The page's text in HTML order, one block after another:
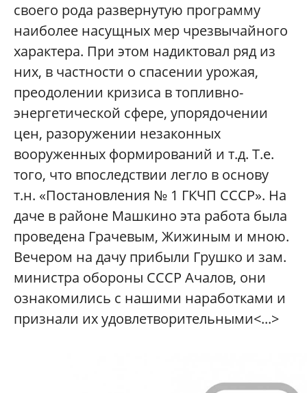
своего рода развернутую программу
наиболее насущных мер чрезвычайного
характера. При этом надиктовал ряд из
них, в частности о спасении урожая,
преодолении кризиса в топливно-
энергетической сфере, упорядочении
цен, разоружении незаконных
вооруженных формирований и т.д. Т.е.
того, что впоследствии легло в основу
т.н. «Постановления № 1 ГКЧП СССР». На
даче в районе Машкино эта работа была
проведена Грачевым, Жижиным и мною.
Вечером на дачу прибыли Грушко и зам.
министра обороны СССР Ачалов, они
ознакомились с нашими наработками и
признали их удовлетворительными<...>